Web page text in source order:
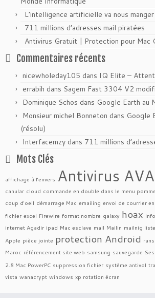
L’intelligence artificielle va nous
711 millions d’adresses mail piratées
Antivirus Gratuit | Protection pour Mac
Commentaires récents
nicewholeday105 dans IQ Elite –
errabih dans Sagem Fast 3304 V2
Dominique Schos dans Google Earth au
Monsieur michel Bonneton dans Google
(résolu)
Interfacemzy dans 711 millions
Mots Clés
affichage à l'envers Antivirus
canular cloud commande en double dans le menu pomme
coup d'oeil démarrage Mac emailing envoi de courrier
fichier excel Firewire format nombre galaxy hoax
internet Agadir ipad Mac esclave mail Mailin mailnig liste
Apple pièce jointe protection Android
Maroc référencement site web samsung sauvegarde
2.8 Mac PowerPC suppression fichier système antivol
vista wanacrypt windows xp rotation écran